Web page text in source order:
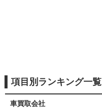
項目別ランキング一覧
車買取会社